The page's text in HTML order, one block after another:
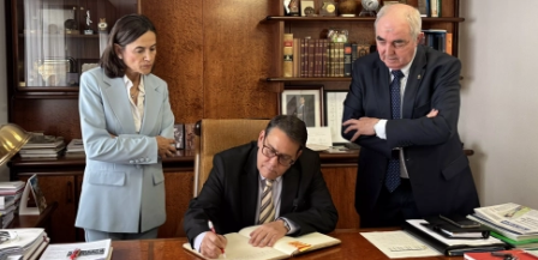
GALERÍAS
VÍDEOS
CONTACTAR
FIESTAS EN EL ALTO ARAGÓN
FIESTAS DE SAN LORENZO
AGENDA